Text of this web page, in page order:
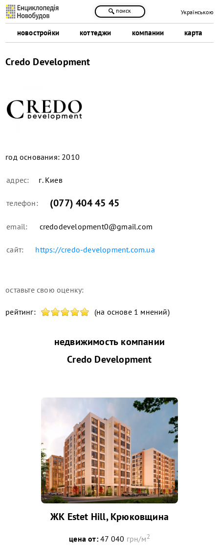
новостройки коттеджи компании карта
поиск Українською
Credo Development
год основания: 2010
адрес: г. Киев
телефон: (077) 404 45 45
email: credodevelopment0@gmail.com
сайт: https://credo-development.com.ua
оставьте свою оценку:
рейтинг: (на основе 1 мнений)
недвижимость компании
Credo Development
ЖК Estet Hill, Крюковщина
цена от:47 040 грн/м2